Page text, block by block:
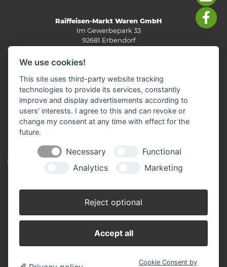
Raiffeisen-Markt Waren GmbH
Im Gewerbepark 33
92681 Erbendorf
Telefon: 0 96 82/92 05-0
Fax: 0 96 82/92 05-13
E-Mail:info(at)rmw-steinwald.de
KONTAKTVERZEICHNIS
ÖFFNUNGSZEITEN
GESCHÄFTSSTELLEN
We use cookies!
This site uses third-party website tracking
technologies to provide its services, constantly
improve and display advertisements according to
users' interests. I agree to this and can revoke or
change my consent at any time with effect for the
future.
Necessary
Functional
Analytics
Marketing
Reject optional
Accept all
Cookie Consent by